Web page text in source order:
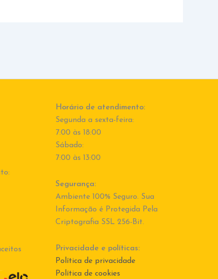
Horário de atendimento:
Segunda a sexta-feira:
7:00 às 18:00
Sábado:
7:00 às 13:00
Segurança:
Ambiente 100% Seguro. Sua
Informação é Protegida Pela
Criptografia SSL 256-Bit.
Privacidade e políticas:
Política de privacidade
Política de cookies